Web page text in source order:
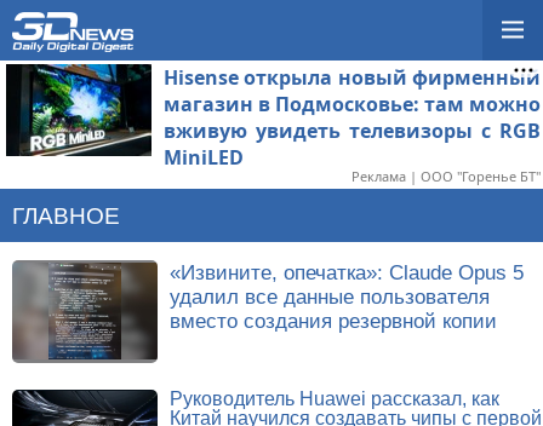
Hisense открыла новый фирменный
магазин в Подмосковье: там можно
вживую увидеть телевизоры с RGB
MiniLED
Реклама | ООО "Горенье БТ"
ГЛАВНОЕ
«Извините, опечатка»: Claude Opus 5
удалил все данные пользователя
вместо создания резервной копии
Руководитель Huawei рассказал, как
Китай научился создавать чипы с первой